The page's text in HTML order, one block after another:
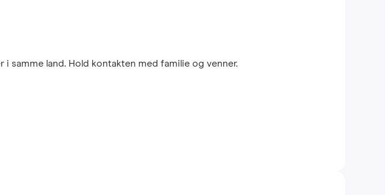
samme land. Hold kontakten med familie og venner.